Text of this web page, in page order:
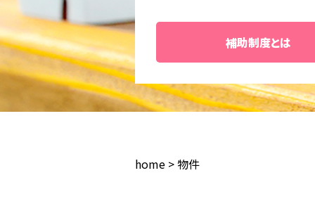
補助制度とは
home > 物件